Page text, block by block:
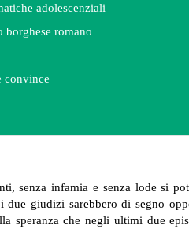
adolescenziali
borghese romano
convince
senza infamia e senza lode si
due giudizi sarebbero di segno
speranza che negli ultimi due